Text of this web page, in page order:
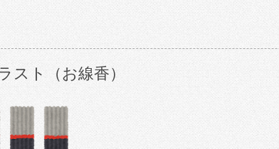
スト（お線香）